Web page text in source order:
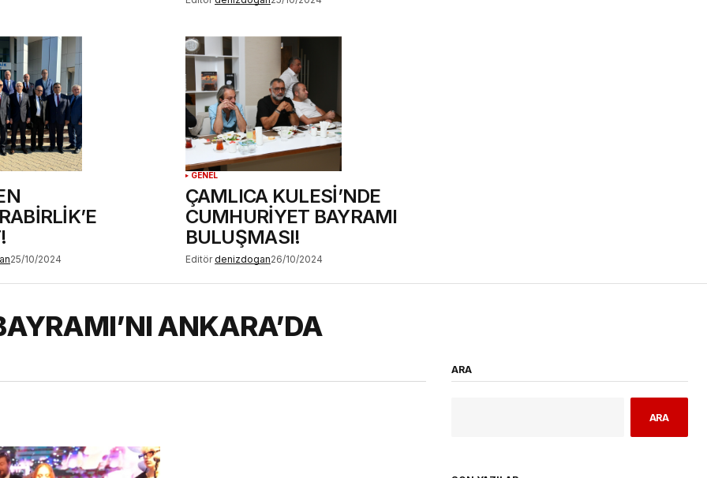
25/10/2024
GENEL
ÇAMLICA KULESİ’NDE
CUMHURİYET BAYRAMI
BULUŞMASI!
Editör denizdogan26/10/2024
ANKARA’DA
ARA
ARA